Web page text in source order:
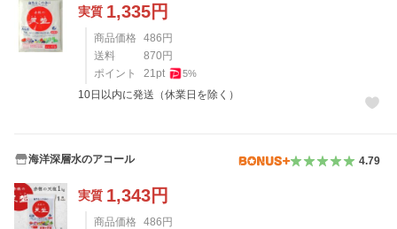
実質 1,335円
商品価格 486 円
送料
870 円
ポイント
21pt 5%
10日以内に発送（休業日を除く）
海洋深層水のアコール 4.79
実質 1,343円
商品価格 486 円